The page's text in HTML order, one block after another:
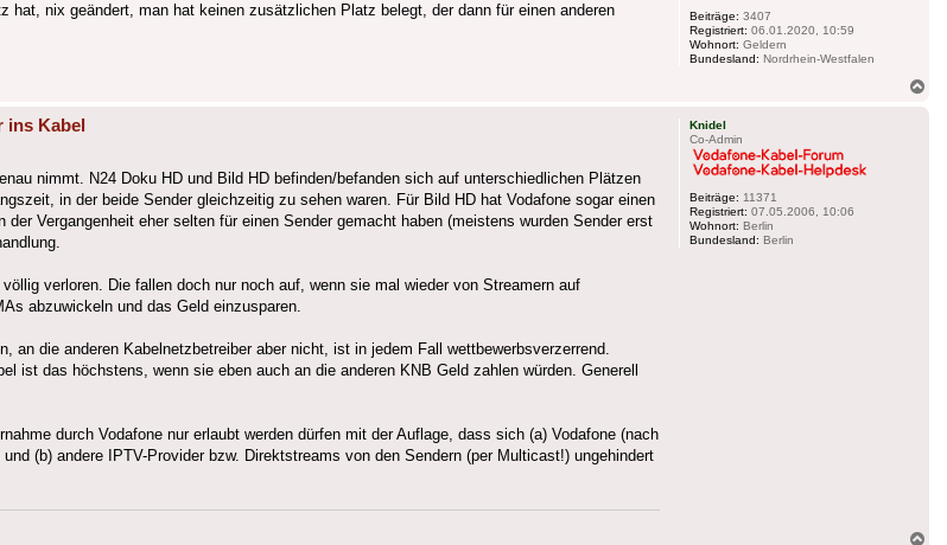
Beiträge: 3407
Registriert: 06.01.2020, 10:59
Wohnort: Geldern
Bundesland: Nordrhein-Westfalen
nix geändert, man hat keinen zusätzlichen Platz belegt, der dann für einen anderen
Knidel
Co-Admin
Beiträge: 11371
Registriert: 07.05.2006, 10:06
Wohnort: Berlin
Bundesland: Berlin
ins Kabel
nimmt. N24 Doku HD und Bild HD befinden/befanden sich auf unterschiedlichen Plätzen
in der beide Sender gleichzeitig zu sehen waren. Für Bild HD hat Vodafone sogar einen
Vergangenheit eher selten für einen Sender gemacht haben (meistens wurden Sender erst
verloren. Die fallen doch nur noch auf, wenn sie mal wieder von Streamern auf
abzuwickeln und das Geld einzusparen.
an die anderen Kabelnetzbetreiber aber nicht, ist in jedem Fall wettbewerbsverzerrend.
das höchstens, wenn sie eben auch an die anderen KNB Geld zahlen würden. Generell
durch Vodafone nur erlaubt werden dürfen mit der Auflage, dass sich (a) Vodafone (nach
(b) andere IPTV-Provider bzw. Direktstreams von den Sendern (per Multicast!) ungehindert